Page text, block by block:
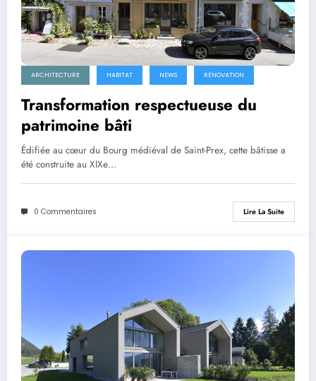
ARCHITECTURE HABITAT NEWS RÉNOVATION
Transformation respectueuse du
patrimoine bâti
Édifiée au cœur du Bourg médiéval de Saint-Prex, cette bâtisse a
été construite au XIXe…
0 Commentaires Lire La Suite